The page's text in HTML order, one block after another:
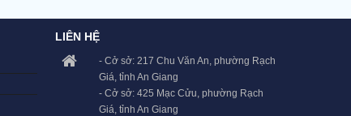
LIÊN HỆ
- Cở sở: 217 Chu Văn An, phường Rạch
Giá, tỉnh An Giang
- Cở sở: 425 Mạc Cửu, phường Rạch
Giá, tỉnh An Giang